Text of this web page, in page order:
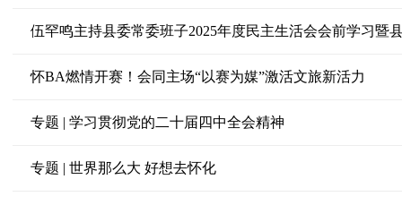
伍罕鸣主持县委常委班子2025年度民主生活会会前学习暨
怀BA燃情开赛！会同主场“以赛为媒”激活文旅新活力
专题 | 学习贯彻党的二十届四中全会精神
专题 | 世界那么大 好想去怀化